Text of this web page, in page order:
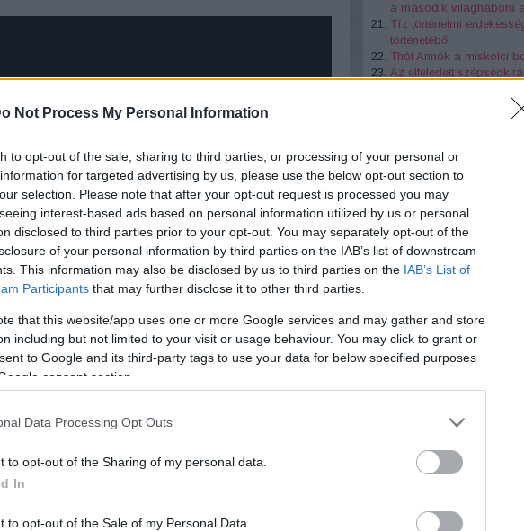
Not Process My Personal Information
to opt-out of the sale, sharing to third parties, or processing of your personal or
for targeted advertising by us, please use the below opt-out section to
selection. Please note that after your opt-out request is processed you may
interest-based ads based on personal information utilized by us or personal
disclosed to third parties prior to your opt-out. You may separately opt-out of the
of your personal information by third parties on the IAB’s list of downstream
This information may also be disclosed by us to third parties on the IAB’s List of
Participants that may further disclose it to other third parties.
that this website/app uses one or more Google services and may gather and store
including but not limited to your visit or usage behaviour. You may click to grant or
to Google and its third-party tags to use your data for below specified purposes
consent section.
Data Processing Opt Outs
to opt-out of the Sharing of my personal data.
In
to opt-out of the Sale of my Personal Data.
a második világháború
Tíz történelmi
történetéből
Thót Annók a miskolci
Az elfeledett
Tíz dolog, amely
A miskolci kocsonya
https://
groups/